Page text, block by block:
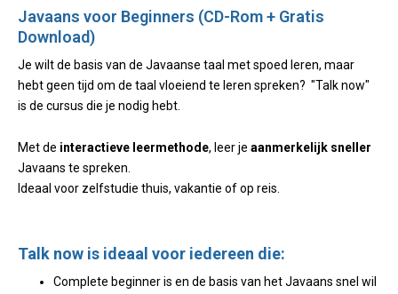
Javaans voor Beginners (CD-Rom + Gratis
Download)
Je wilt de basis van de Javaanse taal met spoed leren, maar
hebt geen tijd om de taal vloeiend te leren spreken? "Talk now"
is de cursus die je nodig hebt.
Met de interactieve leermethode, leer je aanmerkelijk sneller
Javaans te spreken.
Ideaal voor zelfstudie thuis, vakantie of op reis.
Talk now is ideaal voor iedereen die:
Complete beginner is en de basis van het Javaans snel wil